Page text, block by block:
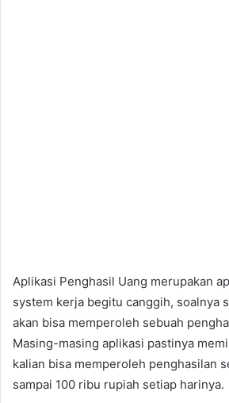
Aplikasi Penghasil Uang merupakan
system kerja begitu canggih, soalnya
akan bisa memperoleh sebuah
Masing-masing aplikasi pastinya
kalian bisa memperoleh penghasilan
sampai 100 ribu rupiah setiap harinya.